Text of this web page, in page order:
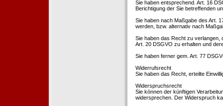
Sie haben entsprechend. Art. 16
Berichtigung der Sie betreffenden
Sie haben nach Maßgabe des Art.
werden, bzw. alternativ nach
Sie haben das Recht zu verlangen,
Art. 20 DSGVO zu erhalten und
Sie haben ferner gem. Art. 77
Widerrufsrecht
Sie haben das Recht, erteilte
Widerspruchsrecht
Sie können der künftigen
widersprechen. Der Widerspruch